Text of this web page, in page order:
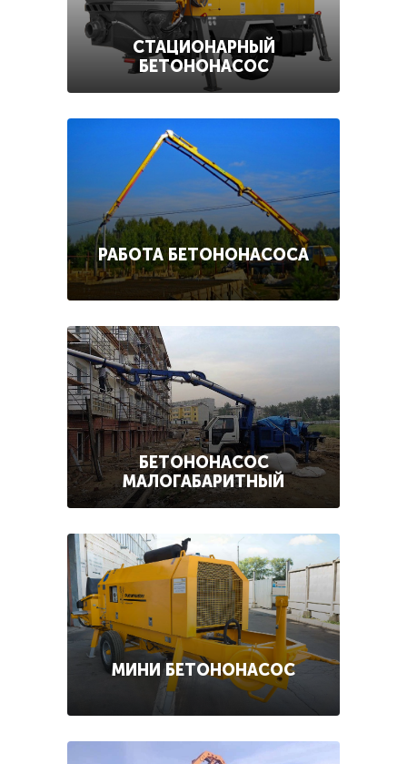
СТАЦИОНАРНЫЙ
БЕТОНОНАСОС
РАБОТА БЕТОНОНАСОСА
БЕТОНОНАСОС
МАЛОГАБАРИТНЫЙ
МИНИ БЕТОНОНАСОС